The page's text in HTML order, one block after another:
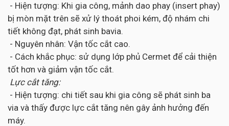
- Hiện tượng: Khi gia công, mảnh dao phay (insert phay)
bị mòn mặt trên sẽ xử lý thoát phoi kém, độ nhám chi
tiết không đạt, phát sinh bavia.
- Nguyên nhân: Vận tốc cắt cao.
- Cách khắc phục: sử dụng lớp phủ Cermet để cải thiện
tốt hơn và giảm vận tốc cắt.
Lực cắt tăng:
- Hiện tượng: chi tiết sau khi gia công sẽ phát sinh ba
via và thấy được lực cắt tăng nên gây ảnh hưởng đến
máy.